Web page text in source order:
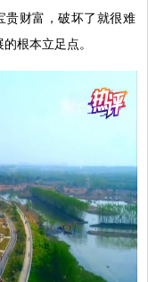
贵财富，破坏了就很难
根本立足点。